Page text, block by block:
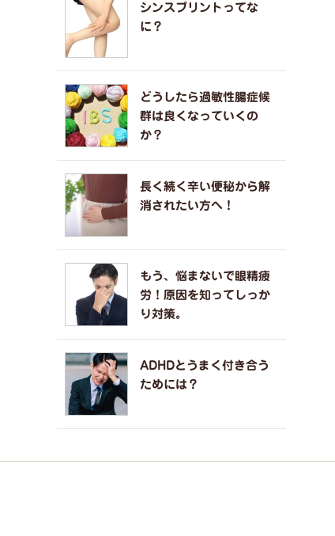
シンスプリントってな
に？
どうしたら過敏性腸症候
群は良くなっていくの
か？
長く続く辛い便秘から解
消されたい方へ！
もう、悩まないで眼精疲
労！原因を知ってしっか
り対策。
ADHDとうまく付き合う
ためには？